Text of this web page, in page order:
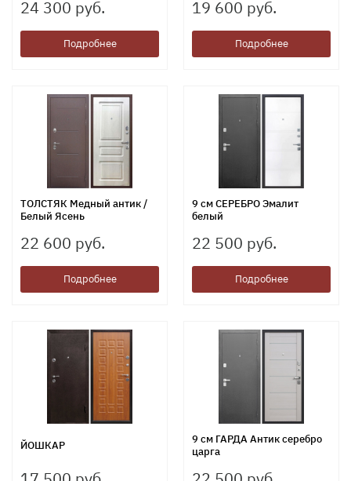
24 300 руб.
Подробнее
19 600 руб.
Подробнее
ТОЛСТЯК Медный антик /
Белый Ясень
22 600 руб.
Подробнее
9 см СЕРЕБРО Эмалит
белый
22 500 руб.
Подробнее
ЙОШКАР
9 см ГАРДА Антик серебро
царга